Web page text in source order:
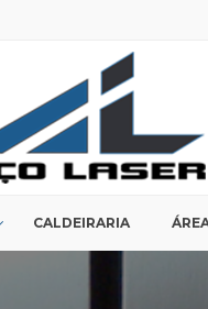
CALDEIRARIA